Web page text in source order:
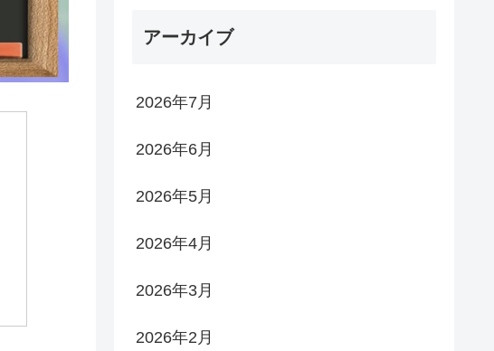
アーカイブ
2026年7月
2026年6月
2026年5月
2026年4月
2026年3月
2026年2月